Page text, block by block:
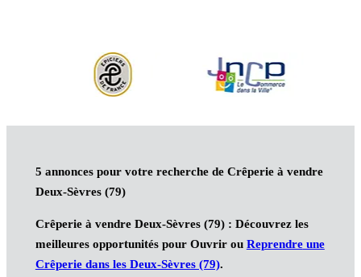
5 annonces pour votre recherche de Crêperie à vendre
Deux-Sèvres (79)
Crêperie à vendre Deux-Sèvres (79) : Découvrez les
meilleures opportunités pour Ouvrir ou Reprendreune
Crêperie dans les Deux-Sèvres (79).